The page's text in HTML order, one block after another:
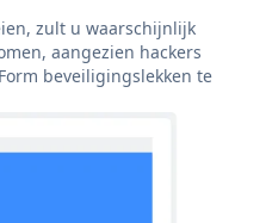
zult u waarschijnlijk
aangezien hackers
beveiligingslekken te